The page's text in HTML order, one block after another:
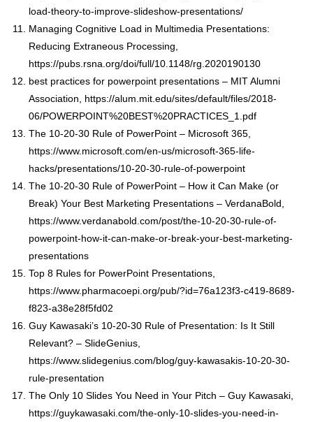
load-theory-to-improve-slideshow-presentations/
Managing Cognitive Load in Multimedia Presentations:
Reducing Extraneous Processing,
https://pubs.rsna.org/doi/full/10.1148/rg.2020190130
best practices for powerpoint presentations – MIT Alumni
Association, https://alum.mit.edu/sites/default/files/2018-
06/POWERPOINT%20BEST%20PRACTICES_1.pdf
The 10-20-30 Rule of PowerPoint – Microsoft 365,
https://www.microsoft.com/en-us/microsoft-365-life-
hacks/presentations/10-20-30-rule-of-powerpoint
The 10-20-30 Rule of PowerPoint – How it Can Make (or
Break) Your Best Marketing Presentations – VerdanaBold,
https://www.verdanabold.com/post/the-10-20-30-rule-of-
powerpoint-how-it-can-make-or-break-your-best-marketing-
presentations
Top 8 Rules for PowerPoint Presentations,
https://www.pharmacoepi.org/pub/?id=76a123f3-c419-8689-
f823-a38e28f5fd02
Guy Kawasaki’s 10-20-30 Rule of Presentation: Is It Still
Relevant? – SlideGenius,
https://www.slidegenius.com/blog/guy-kawasakis-10-20-30-
rule-presentation
The Only 10 Slides You Need in Your Pitch – Guy Kawasaki,
https://guykawasaki.com/the-only-10-slides-you-need-in-